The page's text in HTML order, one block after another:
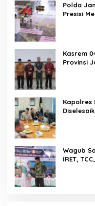
Polda
Presisi
Kasrem
Provinsi
Kapolres
Wagub
IRET,